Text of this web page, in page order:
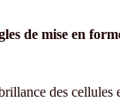
de mise en
des cellules